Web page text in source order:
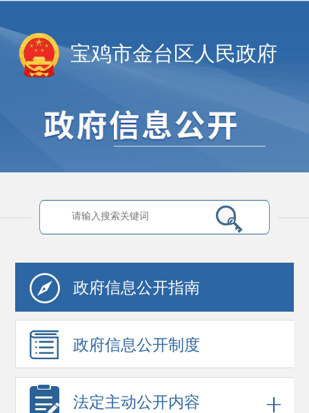
宝鸡市金台区人民政府
政府信息公开指南
政府信息公开制度
法定主动公开内容